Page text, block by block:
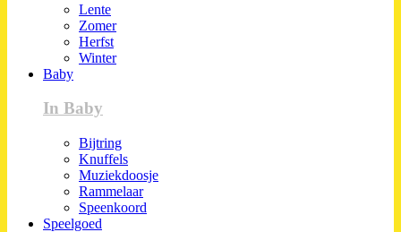
Lente
Zomer
Herfst
Winter
Baby
In Baby
Bijtring
Knuffels
Muziekdoosje
Rammelaar
Speenkoord
Speelgoed